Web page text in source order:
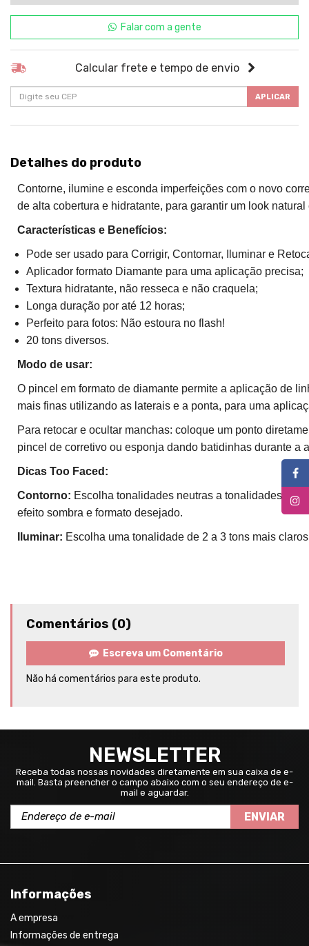
Falar com a gente
Calcular frete e tempo de envio
APLICAR
Detalhes do produto
Contorne, ilumine e esconda imperfeições com o novo
de alta cobertura e hidratante, para garantir um look
Características e Benefícios:
Pode ser usado para Corrigir, Contornar, Iluminar e
Aplicador formato Diamante para uma aplicação precisa;
Textura hidratante, não resseca e não craquela;
Longa duração por até 12 horas;
Perfeito para fotos: Não estoura no flash!
20 tons diversos.
Modo de usar:
O pincel em formato de diamante permite a aplicação de
mais finas utilizando as laterais e a ponta, para uma
Para retocar e ocultar manchas: coloque um ponto
pincel de corretivo ou esponja dando batidinhas durante a
Dicas Too Faced:
Contorno: Escolha tonalidades neutras a tonalidades
efeito sombra e formato desejado.
Iluminar: Escolha uma tonalidade de 2 a 3 tons mais
Comentários (0)
Escreva um Comentário
Não há comentários para este produto.
NEWSLETTER
Receba todas nossas novidades diretamente em sua caixa de e-
mail. Basta preencher o campo abaixo com o seu endereço de e-
mail e aguardar.
ENVIAR
Informações
A empresa
Informações de entrega